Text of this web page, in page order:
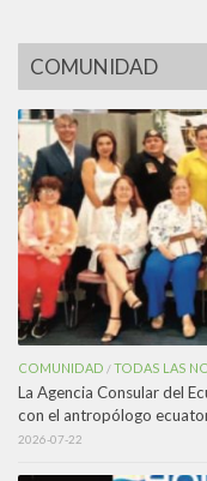
COMUNIDAD
COMUNIDAD /TODAS LAS
La Agencia Consular del
con el antropólogo
2026-07-22